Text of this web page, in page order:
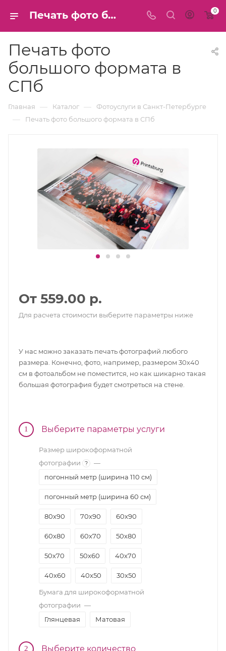
Печать фото большого формата в СПб 0
Печать фото
большого формата в
СПб
Главная — Каталог — Фотоуслуги в Санкт-Петербурге
— Печать фото большого формата в СПб
От 559.00 р.
Для расчета стоимости выберите параметры ниже
У нас можно заказать печать фотографий любого
размера. Конечно, фото, например, размером 30х40
см в фотоальбом не поместится, но как шикарно такая
большая фотография будет смотреться на стене.
1 Выберите параметры услуги
Размер широкоформатной
фотографии
?
—
погонный метр (ширина 110 см)
погонный метр (ширина 60 см)
80х90 70х90 60х90
60х80 60х70 50х80
50х70 50х60 40х70
40x60 40x50 30x50
30x45 30х40
Бумага для широкоформатной
фотографии —
Глянцевая
Матовая
2 Выберите количество